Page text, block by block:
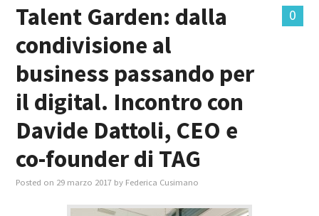
MASTER IN FOOD & BEVERAGE
GIURISTI IN AZIENDA
TUTTI
0
Talent Garden: dalla
condivisione al
business passando per
il digital. Incontro con
Davide Dattoli, CEO e
co-founder di TAG
Posted on 29 marzo 2017 by Federica Cusimano